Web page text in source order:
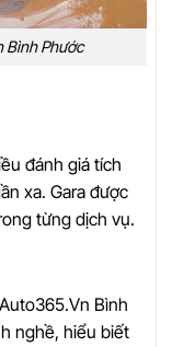
Bình Phước
đánh giá tích
xa. Gara được
từng dịch vụ.
Bình
nghề, hiểu biết